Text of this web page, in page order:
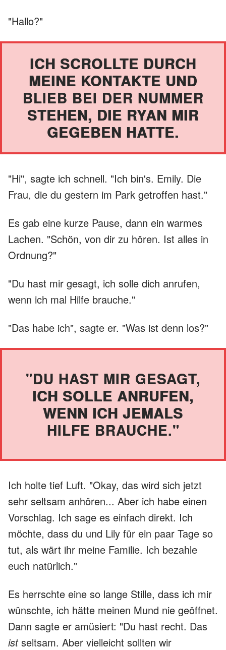
"Hallo?"
ICH SCROLLTE DURCH
MEINE KONTAKTE UND
BLIEB BEI DER NUMMER
STEHEN, DIE RYAN MIR
GEGEBEN HATTE.
"Hi", sagte ich schnell. "Ich bin's. Emily. Die
Frau, die du gestern im Park getroffen hast."
Es gab eine kurze Pause, dann ein warmes
Lachen. "Schön, von dir zu hören. Ist alles in
Ordnung?"
"Du hast mir gesagt, ich solle dich anrufen,
wenn ich mal Hilfe brauche."
"Das habe ich", sagte er. "Was ist denn los?"
"DU HAST MIR GESAGT,
ICH SOLLE ANRUFEN,
WENN ICH JEMALS
HILFE BRAUCHE."
Ich holte tief Luft. "Okay, das wird sich jetzt
sehr seltsam anhören... Aber ich habe einen
Vorschlag. Ich sage es einfach direkt. Ich
möchte, dass du und Lily für ein paar Tage so
tut, als wärt ihr meine Familie. Ich bezahle
euch natürlich."
Es herrschte eine so lange Stille, dass ich mir
wünschte, ich hätte meinen Mund nie geöffnet.
Dann sagte er amüsiert: "Du hast recht. Das
istseltsam. Aber vielleicht sollten wir